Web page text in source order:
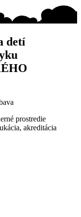
detí
prostredie
akreditácia